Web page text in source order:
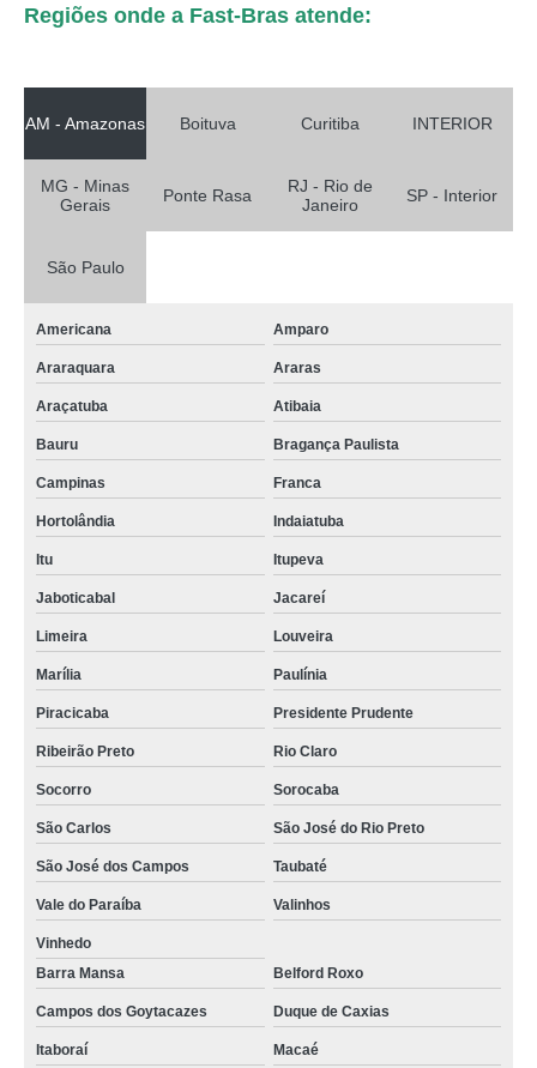
Regiões onde a Fast-Bras atende:
AM - Amazonas Boituva Curitiba INTERIOR
MG - Minas
Gerais
Ponte Rasa
RJ - Rio de
Janeiro
SP - Interior
São Paulo
Americana Amparo
Araraquara Araras
Araçatuba Atibaia
Bauru Bragança Paulista
Campinas Franca
Hortolândia Indaiatuba
Itu Itupeva
Jaboticabal Jacareí
Limeira Louveira
Marília Paulínia
Piracicaba Presidente Prudente
Ribeirão Preto Rio Claro
Socorro Sorocaba
São Carlos São José do Rio Preto
São José dos Campos Taubaté
Vale do Paraíba Valinhos
Vinhedo
Barra Mansa
Belford Roxo
Campos dos Goytacazes Duque de Caxias
Itaboraí Macaé